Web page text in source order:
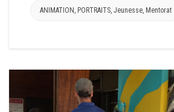
ANIMATION , PORTRAITS, Jeunesse, Mentorat